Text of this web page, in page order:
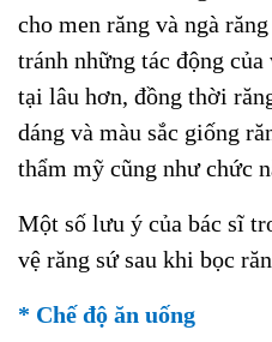
cho men răng và ngà
tránh những tác động
tại lâu hơn, đồng thời
dáng và màu sắc giống
thẩm mỹ cũng như chức
Một số lưu ý của bác sĩ
vệ răng sứ sau khi bọc
* Chế độ ăn uống